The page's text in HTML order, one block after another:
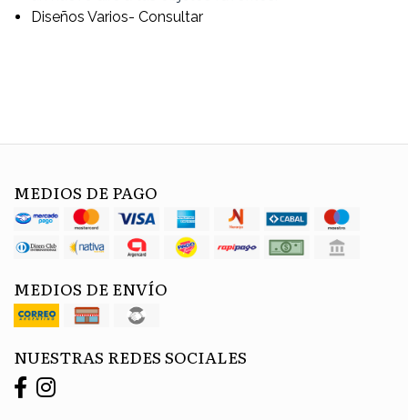
Diseños Varios- Consultar
MEDIOS DE PAGO
MEDIOS DE ENVÍO
NUESTRAS REDES SOCIALES